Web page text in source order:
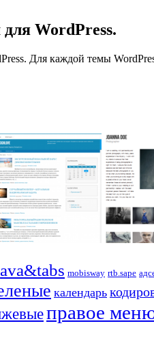
WordPress.
Для каждой темы
mobisway rtb.sape
календарь
правое